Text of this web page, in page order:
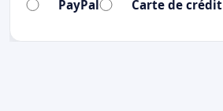
PayPal Carte de crédit